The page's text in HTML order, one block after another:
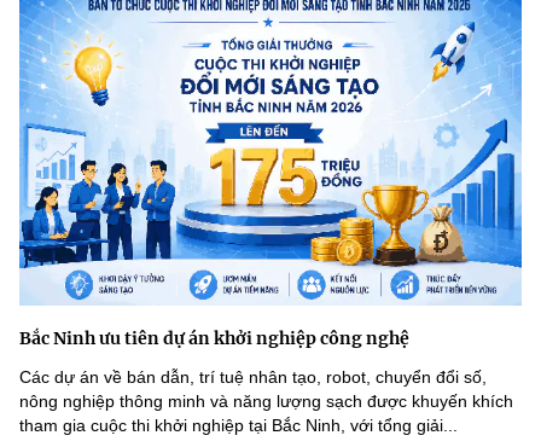
Bắc Ninh ưu tiên dự án khởi nghiệp công nghệ
Các dự án về bán dẫn, trí tuệ nhân tạo, robot, chuyển đổi số,
nông nghiệp thông minh và năng lượng sạch được khuyến khích
tham gia cuộc thi khởi nghiệp tại Bắc Ninh, với tổng giải...